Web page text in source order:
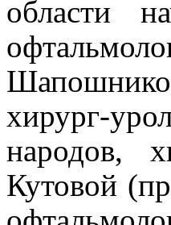
области
хирург-
народов,
Кутовой